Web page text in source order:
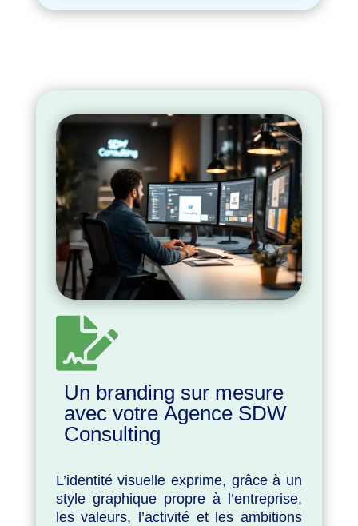

Un branding sur mesure
avec votre Agence SDW
Consulting
L’identité visuelle exprime, grâce à un
style graphique propre à l’entreprise,
les valeurs, l’activité et les ambitions